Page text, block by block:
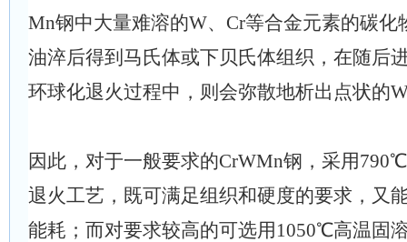
Mn钢中大量难溶的W、Cr等合金元素的碳化
油淬后得到马氏体或下贝氏体组织，在随后
环球化退火过程中，则会弥散地析出点状的
因此，对于一般要求的CrWMn钢，采用
退火工艺，既可满足组织和硬度的要求，又
能耗；而对要求较高的可选用1050℃高温固